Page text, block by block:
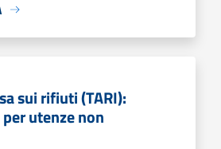
sui rifiuti (TARI):
utenze non